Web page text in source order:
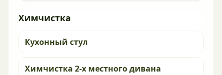
Химчистка
Кухонный стул
Химчистка 2-х местного дивана